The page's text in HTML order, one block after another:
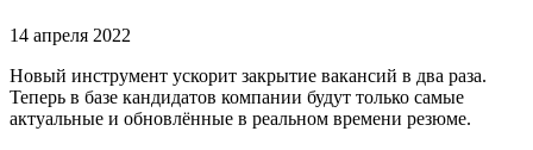
14 апреля 2022
Новый инструмент ускорит закрытие вакансий в два раза.
Теперь в базе кандидатов компании будут только самые
актуальные и обновлённые в реальном времени резюме.